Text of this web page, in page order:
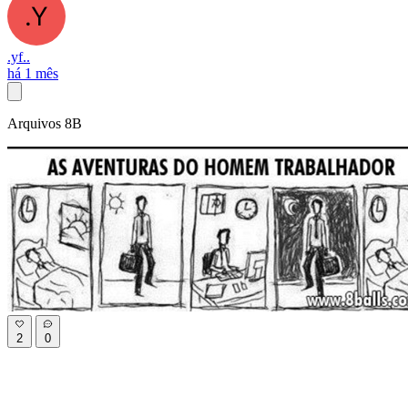
.yf..
há 1 mês
Arquivos 8B
2 0